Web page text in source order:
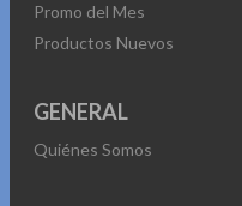
Promo del Mes
Productos Nuevos
GENERAL
Quiénes Somos